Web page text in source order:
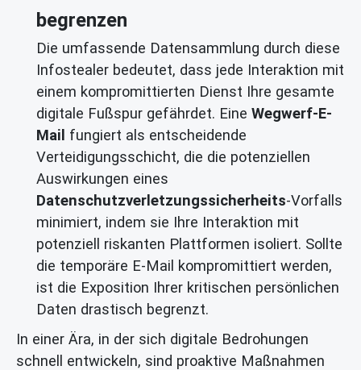
begrenzen
Die umfassende Datensammlung durch diese
Infostealer bedeutet, dass jede Interaktion mit
einem kompromittierten Dienst Ihre gesamte
digitale Fußspur gefährdet. Eine Wegwerf-E-
Mail fungiert als entscheidende
Verteidigungsschicht, die die potenziellen
Auswirkungen eines
Datenschutzverletzungssicherheits-Vorfalls
minimiert, indem sie Ihre Interaktion mit
potenziell riskanten Plattformen isoliert. Sollte
die temporäre E-Mail kompromittiert werden,
ist die Exposition Ihrer kritischen persönlichen
Daten drastisch begrenzt.
In einer Ära, in der sich digitale Bedrohungen
schnell entwickeln, sind proaktive Maßnahmen